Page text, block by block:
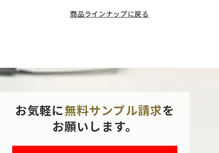
商品ラインナップに戻る
お気軽に無料サンプル請求を
お願いします。